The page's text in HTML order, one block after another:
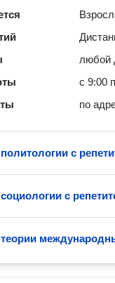
любой
с 9:00
по
с
с